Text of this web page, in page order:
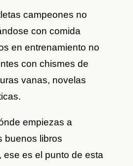
campeones no
con comida
en entrenamiento no
con chismes de
vanas, novelas
empiezas a
buenos libros
ese es el punto de esta